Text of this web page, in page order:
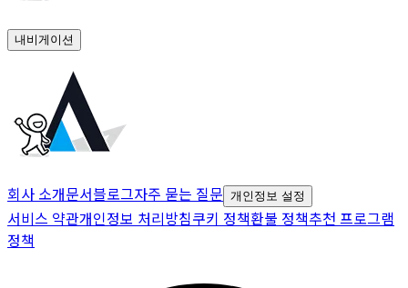
내비게이션
회사 소개문서블로그자주 묻는 질문 개인정보 설정
서비스 약관개인정보 처리방침쿠키 정책환불 정책추천 프로그램
정책